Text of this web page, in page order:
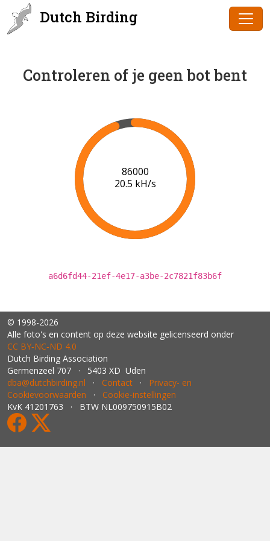
Dutch Birding
Controleren of je geen bot bent
89000
20.6 kH/s
a6d6fd44-21ef-4e17-a3be-2c7821f83b6f
© 1998-2026
Alle foto's en content op deze website gelicenseerd onder
CC BY‑NC‑ND 4.0
Dutch Birding Association
Germenzeel 707 · 5403 XD Uden
dba@dutchbirding.nl · Contact · Privacy- en
Cookievoorwaarden · Cookie-instellingen
KvK 41201763 · BTW NL009750915B02